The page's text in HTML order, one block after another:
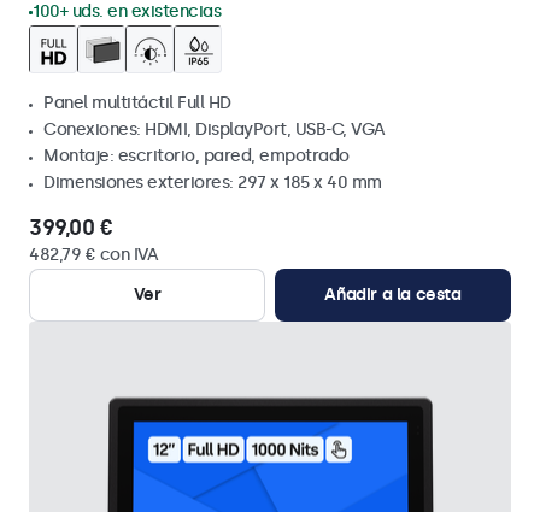
100+ uds. en existencias
Panel multitáctil Full HD
Conexiones: HDMI, DisplayPort, USB-C, VGA
Montaje: escritorio, pared, empotrado
Dimensiones exteriores: 297 x 185 x 40 mm
399,00 €
482,79 € con IVA
Ver
Añadir a la cesta